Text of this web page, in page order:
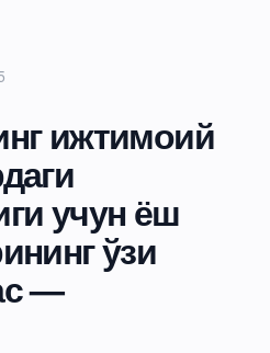
ижтимоий
учун ёш
ўзи
—